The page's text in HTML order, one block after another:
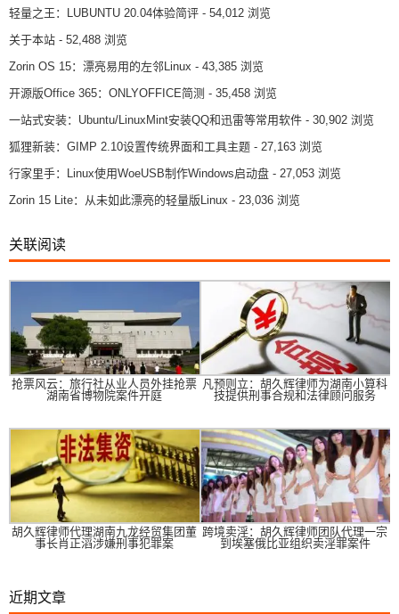
轻量之王：LUBUNTU 20.04体验简评 - 54,012 浏览
关于本站 - 52,488 浏览
Zorin OS 15：漂亮易用的左邻Linux - 43,385 浏览
开源版Office 365：ONLYOFFICE简测 - 35,458 浏览
一站式安装：Ubuntu/LinuxMint安装QQ和迅雷等常用软件 - 30,902 浏览
狐狸新装：GIMP 2.10设置传统界面和工具主题 - 27,163 浏览
行家里手：Linux使用WoeUSB制作Windows启动盘 - 27,053 浏览
Zorin 15 Lite：从未如此漂亮的轻量版Linux - 23,036 浏览
关联阅读
抢票风云：旅行社从业人员外挂抢票
湖南省博物院案件开庭
凡预则立：胡久辉律师为湖南小算科
技提供刑事合规和法律顾问服务
胡久辉律师代理湖南九龙经贸集团董
事长肖正滔涉嫌刑事犯罪案
跨境卖淫：胡久辉律师团队代理一宗
到埃塞俄比亚组织卖淫罪案件
近期文章